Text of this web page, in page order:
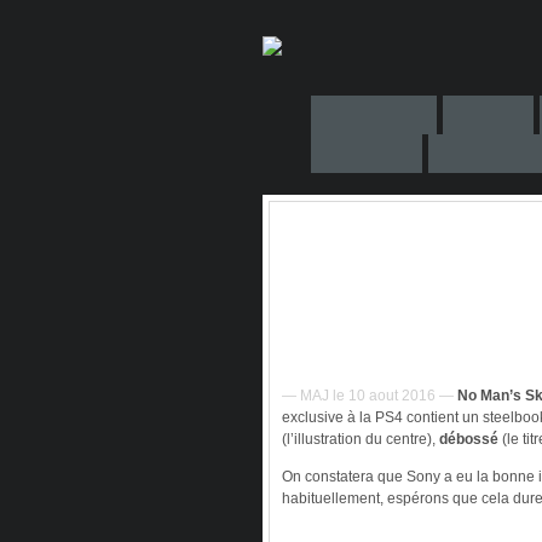
— MAJ le 10 aout 2016 — No Man’s
exclusive à la PS4 contient un
(l’illustration du centre), débossé (le
On constatera que Sony a eu la
habituellement, espérons que cela